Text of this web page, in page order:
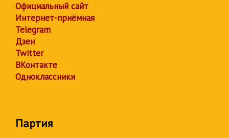
Официальный сайт
Интернет-приёмная
Telegram
Дзен
Twitter
ВКонтакте
Одноклассники
Партия